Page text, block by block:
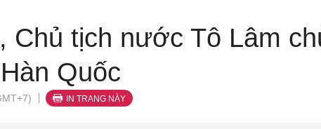
Chủ tịch nước Tô Lâm
Quốc
IN TRANG NÀY